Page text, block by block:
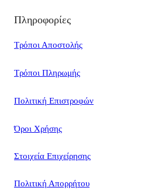
Πληροφορίες
Τρόποι Αποστολής
Τρόποι Πληρωμής
Πολιτική Επιστροφών
Όροι Χρήσης
Στοιχεία Επιχείρησης
Πολιτική Απορρήτου